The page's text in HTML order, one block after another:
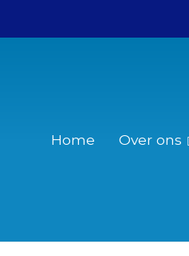
Home Over ons